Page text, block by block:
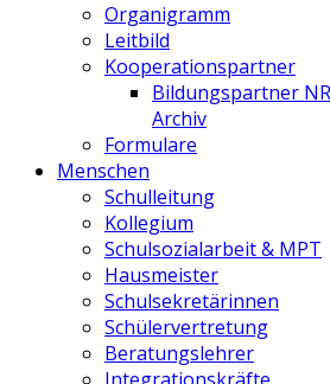
Organigramm
Leitbild
Kooperationspartner
Bildungspartner
Archiv
Formulare
Menschen
Schulleitung
Kollegium
Schulsozialarbeit & MPT
Hausmeister
Schulsekretärinnen
Schülervertretung
Beratungslehrer